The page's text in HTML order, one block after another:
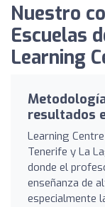
Nuestro
Escuelas
Learning
resultados
Learning
Tenerife y La
donde el
enseñanza de
especialmente